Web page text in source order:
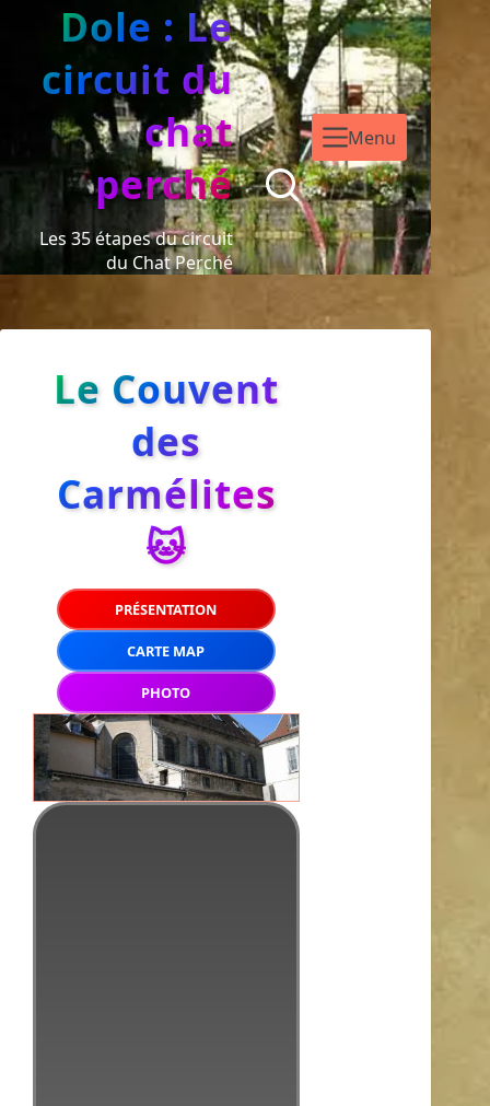
Dole : Le
circuit du
chat
perché
Les 35 étapes du circuit
du Chat Perché
Menu
Le Couvent
des
Carmélites
🐱
PRÉSENTATION
CARTE MAP
PHOTO